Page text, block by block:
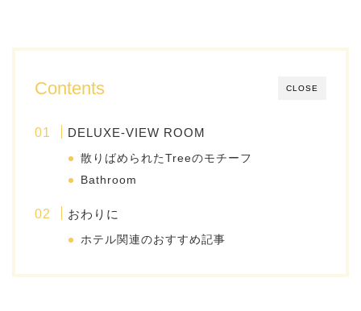
CLOSE
Contents
DELUXE-VIEW ROOM
散りばめられたTreeのモチーフ
Bathroom
おわりに
ホテル関連のおすすめ記事